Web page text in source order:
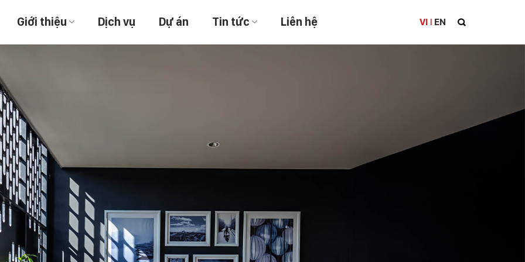
Giới thiệu Dịch vụ Dự án Tin tức Liên hệ VI | EN